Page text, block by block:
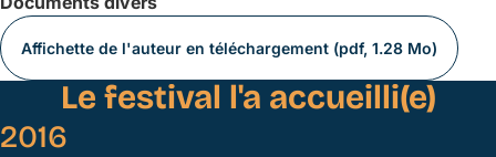
Affichette de l'auteur en téléchargement (pdf, 1.28 Mo)
Le festival l'a accueilli(e)
2016